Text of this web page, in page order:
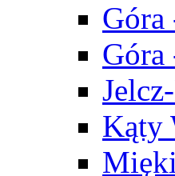
Góra
Góra
Kąty